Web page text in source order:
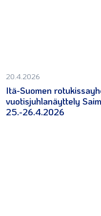
20.4.2026
Itä-Suomen
vuotisjuhlanäyttely
25.-26.4.2026